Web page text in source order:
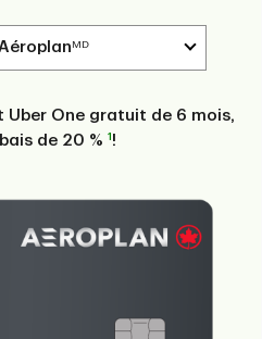
Uber One gratuit de 6 mois,
de 20 % 1 !